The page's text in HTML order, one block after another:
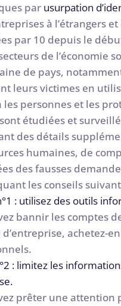
par usurpation
à l’étrangers
par 10 depuis le
de l’économie
de pays,
leurs victimes en
les personnes et les
étudiées et
des détails
humaines, de
des fausses
les conseils
: utilisez des outils
bannir les comptes
achetez-
: limitez les
prêter une attention